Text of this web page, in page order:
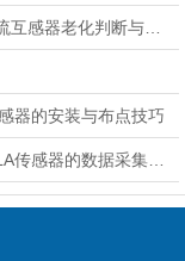
器的安装与布点技巧